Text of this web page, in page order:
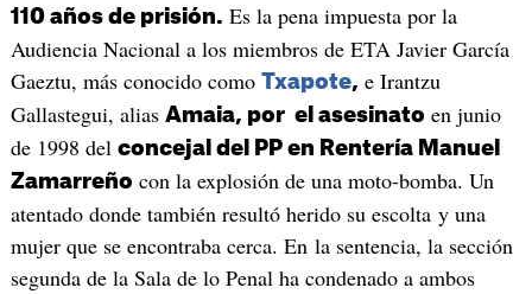
110 años de prisión. Es la pena impuesta por la
Audiencia Nacional a los miembros de ETA Javier García
Gaeztu, más conocido como Txapote, e Irantzu
Gallastegui, alias Amaia, por el asesinato en junio
de 1998 del concejal del PP en Rentería Manuel
Zamarreño con la explosión de una moto-bomba. Un
atentado donde también resultó herido su escolta y una
mujer que se encontraba cerca. En la sentencia, la sección
segunda de la Sala de lo Penal ha condenado a ambos